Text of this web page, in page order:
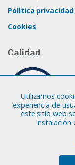
Política privacidad
Cookies
Calidad
Utilizamos
experiencia de
este sitio web
instalación